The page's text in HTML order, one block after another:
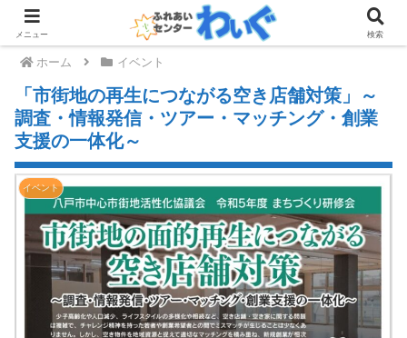
ホーム イベント
「市街地の再生につながる空き店舗対策」～
調査・情報発信・ツアー・マッチング・創業
支援の一体化～
イベント
メニュー 検索